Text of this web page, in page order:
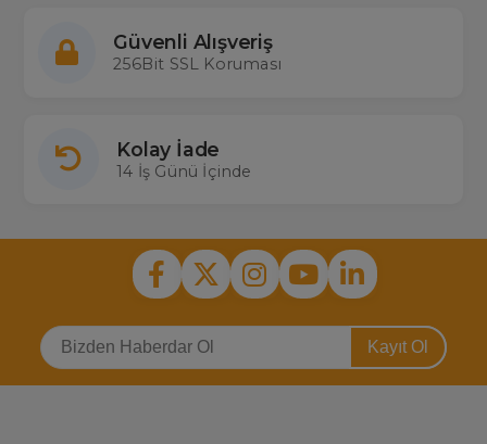
Güvenli Alışveriş
256Bit SSL Koruması
Kolay İade
14 İş Günü İçinde
Kayıt Ol